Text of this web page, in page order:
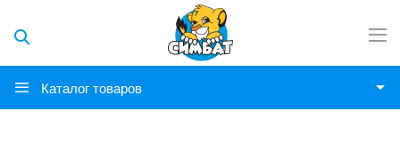
Каталог товаров